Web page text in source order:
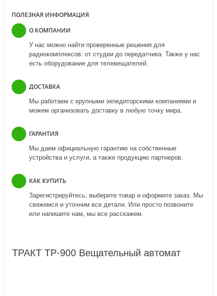
ПОЛЕЗНАЯ ИНФОРМАЦИЯ
О КОМПАНИИ
У нас можно найти проверенные решения для
радиокомплексов: от студии до передатчика. Также у нас
есть оборудование для телевещателей.
ДОСТАВКА
Мы работаем с крупными экпедиторскими компаниями и
можем организовать доставку в любую точку мира.
ГАРАНТИЯ
Мы даем официальную гарантию на собственные
устройства и услуги, а также продукцию партнеров.
КАК КУПИТЬ
Зарегистрируйтесь, выберите товар и оформите заказ. Мы
свяжемся и уточним все детали. Или просто позвоните
или напишите нам, мы все расскажем.
ТРАКТ ТР-900 Вещательный автомат